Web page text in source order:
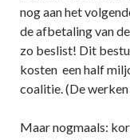
nog aan het
de afbetaling van
zo beslist! Dit
kosten een half
coalitie. (De
Maar nogmaals: